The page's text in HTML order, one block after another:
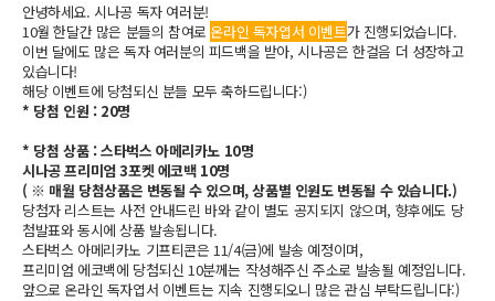
안녕하세요. 시나공 독자 여러분!
10월 한달간 많은 분들의 참여로 온라인 독자엽서 이벤트가 진행되었습니다.
이번 달에도 많은 독자 여러분의 피드백을 받아, 시나공은 한걸음 더 성장하고
있습니다!
해당 이벤트에 당첨되신 분들 모두 축하드립니다:)
* 당첨 인원 : 20명
* 당첨 상품 : 스타벅스 아메리카노 10명
시나공 프리미엄 3포켓 에코백 10명
( ※ 매월 당첨상품은 변동될 수 있으며, 상품별 인원도 변동될 수 있습니다.)
당첨자 리스트는 사전 안내드린 바와 같이 별도 공지되지 않으며, 향후에도 당
첨발표와 동시에 상품 발송됩니다.
스타벅스 아메리카노 기프티콘은 11/4(금)에 발송 예정이며,
프리미엄 에코백에 당첨되신 10분께는 작성해주신 주소로 발송될 예정입니다.
앞으로 온라인 독자엽서 이벤트는 지속 진행되오니 많은 관심 부탁드립니다:)